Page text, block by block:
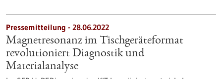
Pressemitteilung - 28.06.2022
Magnetresonanz im Tischgeräteformat
revolutioniert Diagnostik und
Materialanalyse